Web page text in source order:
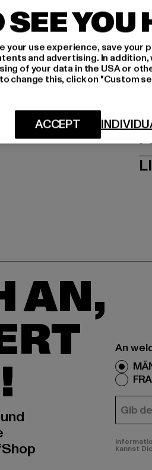
AN,
An
E-MAIL
kannst
YOU
your use experience, save your
and advertising. In
of your data in the USA or
change this, click on "Custom
ACCEPT